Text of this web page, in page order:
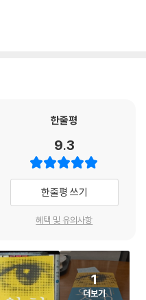
로 바라봐주어야 한다. 하버드
감정이라도 그 자연적 수명은 9
오묘한 일들이 일어난다 / 나를
한줄평
9.3
한줄평 쓰기
혜택 및 유의사항
1
더보기